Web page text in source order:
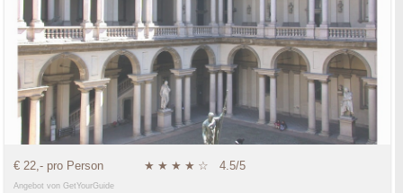
€ 22,- pro Person ★ ★ ★ ★ ☆ 4.5/5
Angebot von GetYourGuide